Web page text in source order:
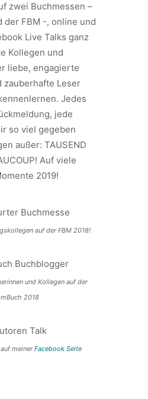
zwei Buchmessen –
der FBM -, online und
Live Talks ganz
Kollegen und
liebe, engagierte
zauberhafte Leser
Jedes
jede
so viel gegeben
außer: TAUSEND
Auf viele
2019!
auf der FBM 2018!
und Kollegen auf der
2018
meinerFacebook Seite